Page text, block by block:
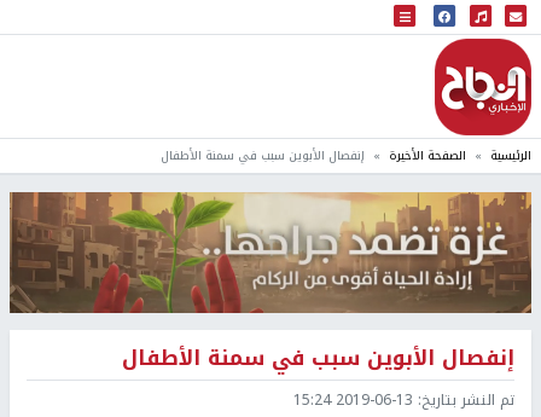
البث المباشر
إذاعة النجاح
الرئيسية الصفحة الأخيرة إنفصال الأبوين سبب في سمنة الأطفال
إنفصال الأبوين سبب في سمنة الأطفال
تم النشر بتاريخ: 2019-06-13 15:24